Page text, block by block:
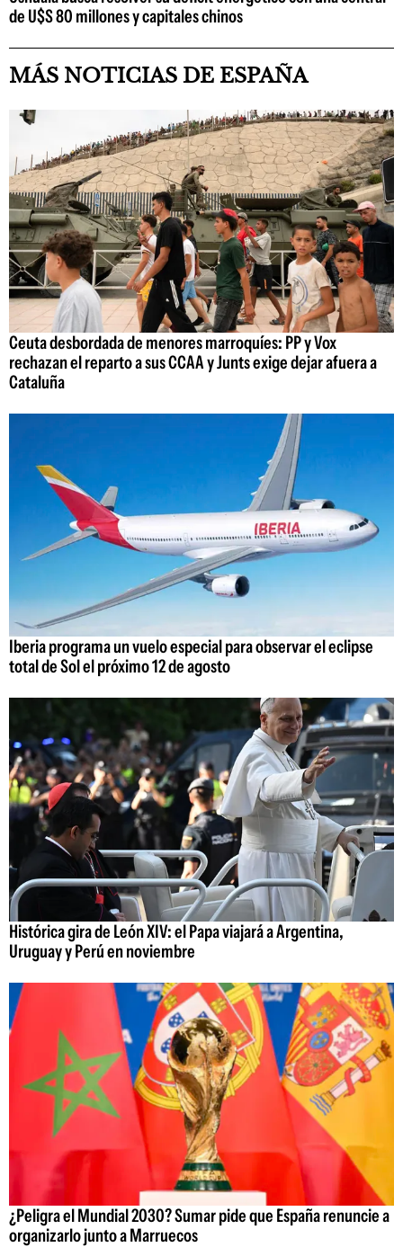
de U$S 80 millones y capitales chinos
MÁS NOTICIAS DE ESPAÑA
Ceuta desbordada de menores marroquíes: PP y Vox
rechazan el reparto a sus CCAA y Junts exige dejar afuera a
Cataluña
Iberia programa un vuelo especial para observar el eclipse
total de Sol el próximo 12 de agosto
Histórica gira de León XIV: el Papa viajará a Argentina,
Uruguay y Perú en noviembre
¿Peligra el Mundial 2030? Sumar pide que España renuncie a
organizarlo junto a Marruecos